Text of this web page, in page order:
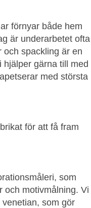
förnyar både hem
är underarbetet ofta
och spackling är en
gärna till med
med största
för att få fram
som
och motivmålning. Vi
som gör